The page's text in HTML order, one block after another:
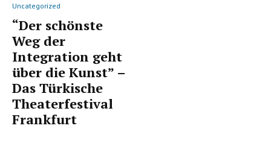
Uncategorized
“Der schönste
Weg der
Integration geht
über die Kunst” –
Das Türkische
Theaterfestival
Frankfurt